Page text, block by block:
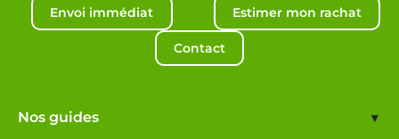
Envoi immédiat Estimer mon rachat
Contact
Nos guides ▾